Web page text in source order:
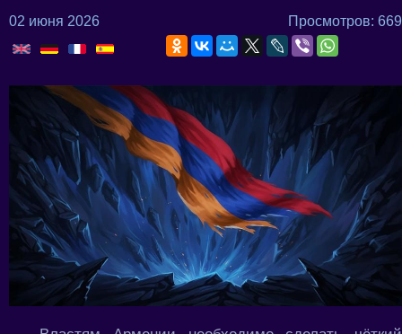
02 июня 2026 Просмотров: 669